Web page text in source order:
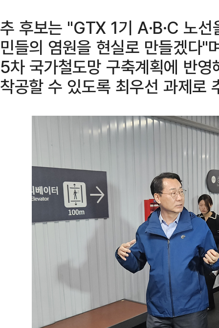
추 후보는 "GTX 1기 A·B·C 노
민들의 염원을 현실로 만들겠다"
5차 국가철도망 구축계획에 반
착공할 수 있도록 최우선 과제로